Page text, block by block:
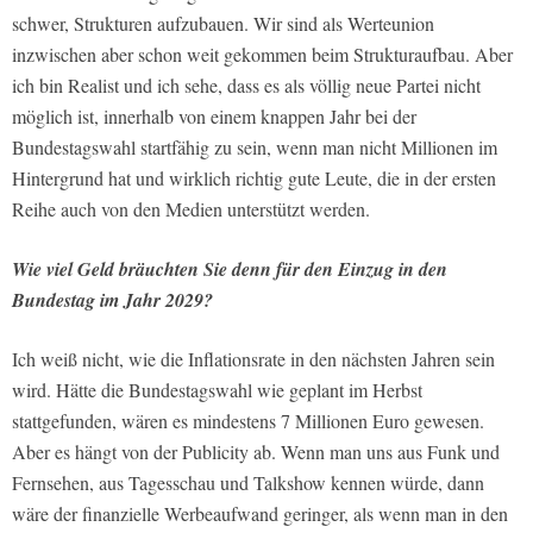
schwer, Strukturen aufzubauen. Wir sind als Werteunion
inzwischen aber schon weit gekommen beim Strukturaufbau. Aber
ich bin Realist und ich sehe, dass es als völlig neue Partei nicht
möglich ist, innerhalb von einem knappen Jahr bei der
Bundestagswahl startfähig zu sein, wenn man nicht Millionen im
Hintergrund hat und wirklich richtig gute Leute, die in der ersten
Reihe auch von den Medien unterstützt werden.
Wie viel Geld bräuchten Sie denn für den Einzug in den
Bundestag im Jahr 2029?
Ich weiß nicht, wie die Inflationsrate in den nächsten Jahren sein
wird. Hätte die Bundestagswahl wie geplant im Herbst
stattgefunden, wären es mindestens 7 Millionen Euro gewesen.
Aber es hängt von der Publicity ab. Wenn man uns aus Funk und
Fernsehen, aus Tagesschau und Talkshow kennen würde, dann
wäre der finanzielle Werbeaufwand geringer, als wenn man in den